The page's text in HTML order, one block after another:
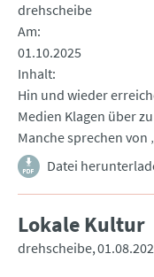
drehscheibe
Am
01.10.2025
Inhalt
Hin und wieder
Medien Klagen über
Manche sprechen von
Datei
Lokale Kultur
drehscheibe